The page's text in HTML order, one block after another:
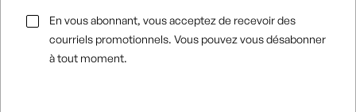
Consentement
mail*
En vous abonnant, vous acceptez de recevoir des
courriels promotionnels. Vous pouvez vous désabonner
à tout moment.